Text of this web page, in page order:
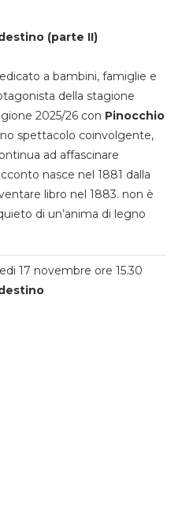
(parte II)
a bambini, famiglie e
della stagione
2025/26 con Pinocchio
spettacolo coinvolgente,
ad affascinare
nasce nel 1881 dalla
libro nel 1883. non è
di un’anima di legno
17 novembre ore 15.30